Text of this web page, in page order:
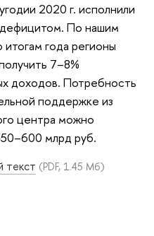
2020 г. исполнили
По нашим
года регионы
7–8%
доходов. Потребность
поддержке из
центра можно
млрд руб.
текст (PDF, 1.45 Мб)